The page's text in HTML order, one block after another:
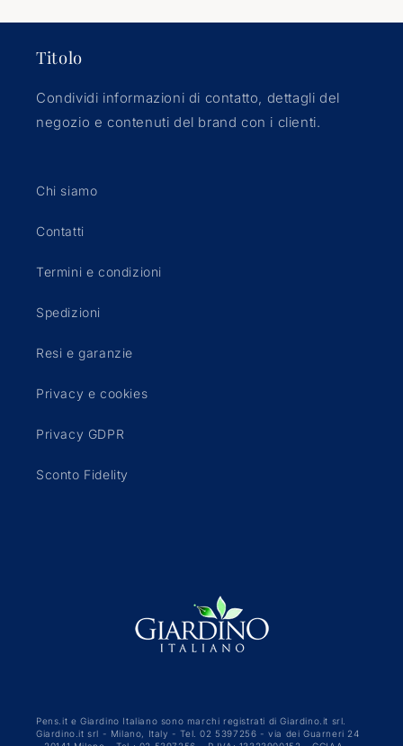
Titolo
Condividi informazioni di contatto, dettagli del
negozio e contenuti del brand con i clienti.
Chi siamo
Contatti
Termini e condizioni
Spedizioni
Resi e garanzie
Privacy e cookies
Privacy GDPR
Sconto Fidelity
Pens.it e Giardino Italiano sono marchi registrati di Giardino.it srl.
Giardino.it srl - Milano, Italy - Tel. 02 5397256 - via dei Guarneri 24